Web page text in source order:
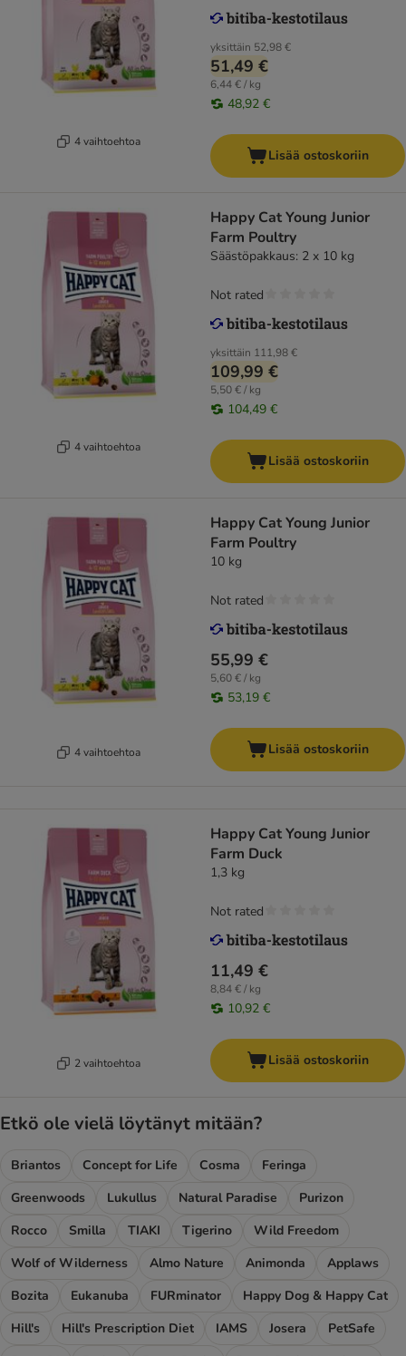
4 vaihtoehtoa
yksittäin 52,98 €
51,49 €
6,44 € / kg
48,92 €
Lisää ostoskoriin
4 vaihtoehtoa
Happy Cat Young Junior
Farm Poultry
Säästöpakkaus: 2 x 10 kg
yksittäin 111,98 €
109,99 €
5,50 € / kg
104,49 €
Not rated
Lisää ostoskoriin
4 vaihtoehtoa
Happy Cat Young Junior
Farm Poultry
10 kg
55,99 €
5,60 € / kg
53,19 €
Not rated
Lisää ostoskoriin
2 vaihtoehtoa
Happy Cat Young Junior
Farm Duck
1,3 kg
11,49 €
8,84 € / kg
10,92 €
Not rated
Lisää ostoskoriin
Etkö ole vielä löytänyt mitään?
Briantos Concept for Life Cosma
Feringa
Greenwoods
Lukullus Natural Paradise
Purizon
Rocco
Smilla TIAKI Tigerino
Wild Freedom
Wolf of Wilderness
Almo Nature Animonda
Applaws
Bozita
Eukanuba FURminator
Happy Dog & Happy Cat
Hill's
Hill's Prescription Diet IAMS Josera
PetSafe